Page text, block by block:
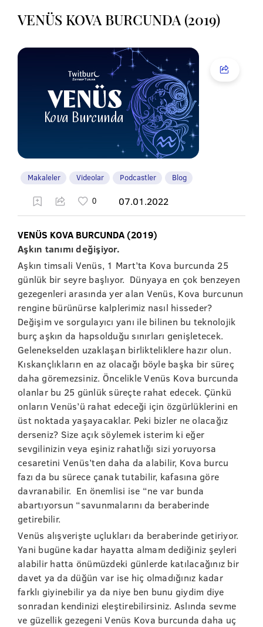
VENÜS KOVA BURCUNDA (2019)
Makaleler Videolar Podcastler Blog
07.01.2022
VENÜS KOVA BURCUNDA (2019)
Aşkın tanımı değişiyor.
Aşkın timsali Venüs, 1 Mart’ta Kova burcunda 25
günlük bir seyre başlıyor. Dünyaya en çok benzeyen
gezegenleri arasında yer alan Venüs, Kova burcunun
rengine bürünürse kalplerimiz nasıl hisseder?
Değişim ve sorgulayıcı yanı ile bilinen bu teknolojik
burç aşkın da hapsolduğu sınırları genişletecek.
Gelenekselden uzaklaşan birlikteliklere hazır olun.
Kıskançlıkların en az olacağı böyle başka bir süreç
daha göremezsiniz. Öncelikle Venüs Kova burcunda
olanlar bu 25 günlük süreçte rahat edecek. Çünkü
onların Venüs’ü rahat edeceği için özgürlüklerini en
üst noktada yaşayacaklar. Peki bizler ne olacağız
derseniz? Size açık söylemek isterim ki eğer
sevgilinizin veya eşiniz rahatlığı sizi yoruyorsa
cesaretini Venüs’ten daha da alabilir, Kova burcu
fazı da bu sürece çanak tutabilir, kafasına göre
davranabilir. En önemlisi ise “ne var bunda
abartıyorsun “savunmalarını da beraberinde
getirebilir.
Venüs alışverişte uçlukları da beraberinde getiriyor.
Yani bugüne kadar hayatta almam dediğiniz şeyleri
alabilir hatta önümüzdeki günlerde katılacağınız bir
davet ya da düğün var ise hiç olmadığınız kadar
farklı giyinebilir ya da niye ben bunu giydim diye
sonradan kendinizi eleştirebilirsiniz. Aslında sevme
ve güzellik gezegeni Venüs Kova burcunda daha uç